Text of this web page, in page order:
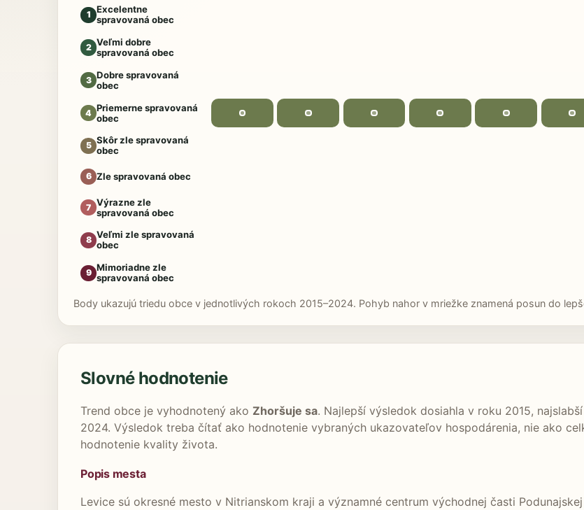
1
Excelentne
spravovaná obec
2 Veľmi dobre
spravovaná obec
3 Dobre spravovaná
obec
4 Priemerne spravovaná
obec
5 Skôr zle spravovaná
obec
6 Zle spravovaná obec
7 Výrazne zle
spravovaná obec
8 Veľmi zle spravovaná
obec
9 Mimoriadne zle
spravovaná obec
Body ukazujú triedu obce v jednotlivých rokoch 2015–2024. Pohyb nahor v mriežke znamená posun do
Slovné hodnotenie
Trend obce je vyhodnotený ako Zhoršuje sa. Najlepší výsledok dosiahla v roku 2015,
2024. Výsledok treba čítať ako hodnotenie vybraných ukazovateľov hospodárenia, nie ako
hodnotenie kvality života.
Popis mesta
Levice sú okresné mesto v Nitrianskom kraji a významné centrum východnej časti